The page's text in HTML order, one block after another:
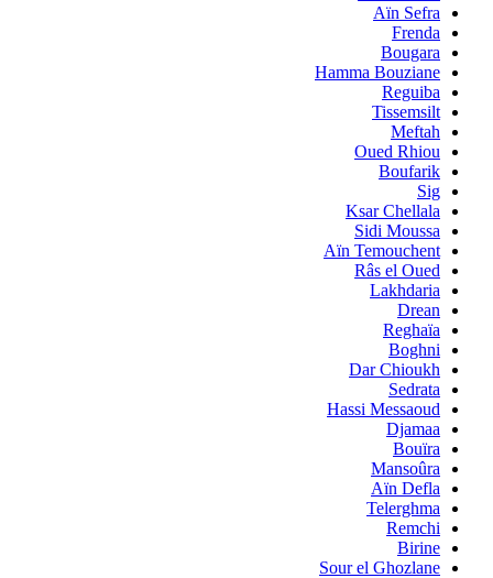
Aïn Sefra
Frenda
Bougara
Hamma Bouziane
Reguiba
Tissemsilt
Meftah
Oued Rhiou
Boufarik
Sig
Ksar Chellala
Sidi Moussa
Aïn Temouchent
Râs el Oued
Lakhdaria
Drean
Reghaïa
Boghni
Dar Chioukh
Sedrata
Hassi Messaoud
Djamaa
Bouïra
Mansoûra
Aïn Defla
Telerghma
Remchi
Birine
Sour el Ghozlane